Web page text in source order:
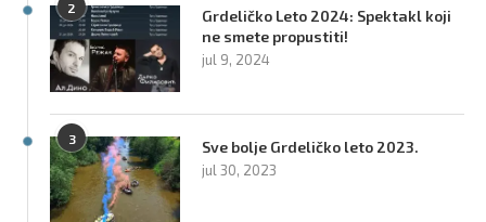
2
Grdeličko Leto 2024: Spektakl koji
ne smete propustiti!
jul 9, 2024
3 Sve bolje Grdeličko leto 2023.
jul 30, 2023